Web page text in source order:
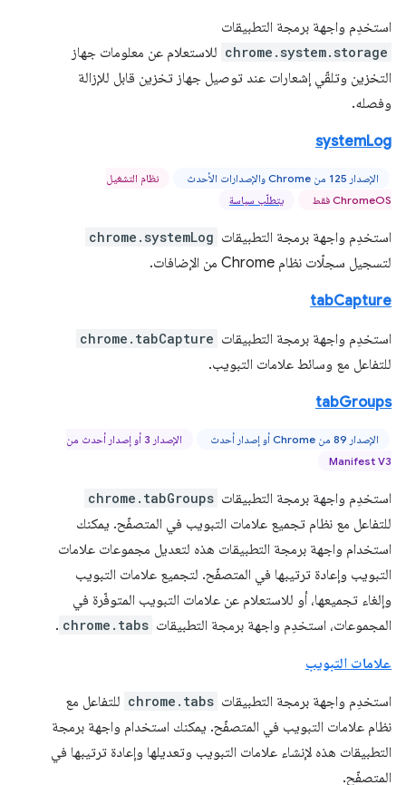
استخدِم واجهة برمجة التطبيقات
chrome.system.storage للاستعلام عن معلومات جهاز
التخزين وتلقّي إشعارات عند توصيل جهاز تخزين قابل للإزالة
وفصله.
systemLog
الإصدار 125 من Chrome والإصدارات الأحدث
نظام التشغيل
ChromeOS فقط
يتطلّب سياسة
استخدِم واجهة برمجة التطبيقات chrome.systemLog
لتسجيل سجلّات نظام Chrome من الإضافات.
tabCapture
استخدِم واجهة برمجة التطبيقات chrome.tabCapture
للتفاعل مع وسائط علامات التبويب.
tabGroups
الإصدار 89 من Chrome أو إصدار أحدث
الإصدار 3 أو إصدار أحدث من
Manifest V3
استخدِم واجهة برمجة التطبيقات chrome.tabGroups
للتفاعل مع نظام تجميع علامات التبويب في المتصفّح. يمكنك
استخدام واجهة برمجة التطبيقات هذه لتعديل مجموعات علامات
التبويب وإعادة ترتيبها في المتصفّح. لتجميع علامات التبويب
وإلغاء تجميعها، أو للاستعلام عن علامات التبويب المتوفّرة في
المجموعات، استخدِم واجهة برمجة التطبيقات chrome.tabs
.
علامات التبويب
استخدِم واجهة برمجة التطبيقات chrome.tabs للتفاعل مع
نظام علامات التبويب في المتصفّح. يمكنك استخدام واجهة برمجة
التطبيقات هذه لإنشاء علامات التبويب وتعديلها وإعادة ترتيبها في
المتصفّح.